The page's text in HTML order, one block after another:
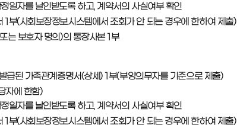
일자를 날인받도록 하고, 계약서의 사실여부 확인
부(사회보장정보시스템에서 조회가 안 되는 경우에 한하여 제출)
는 보호자 명의)의 통장사본 1부
급된 가족관계증명서(상세) 1부(부양의무자를 기준으로 제출)
자에 한함)
일자를 날인받도록 하고, 계약서의 사실여부 확인
부(사회보장정보시스템에서 조회가 안 되는 경우에 한하여 제출)